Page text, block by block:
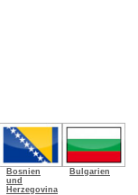
Bosnien
und
Herzegovina
Bulgarien